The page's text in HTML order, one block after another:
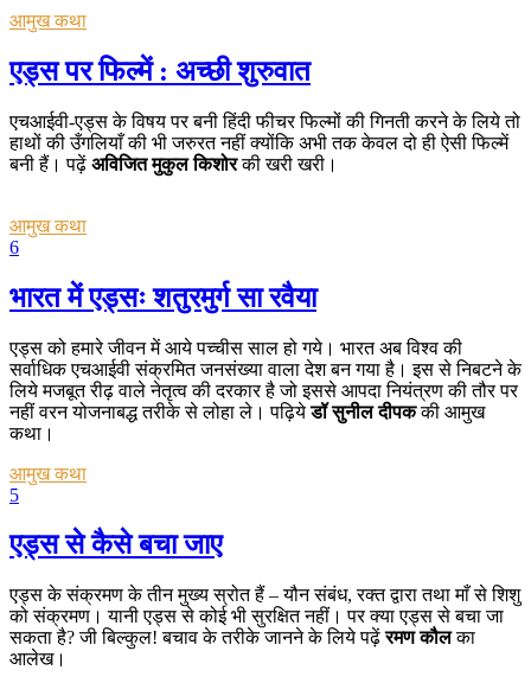
आमुख कथा
एड्स पर फिल्में : अच्छी शुरुवात
एचआईवी-एड्स के विषय पर बनी हिंदी फीचर फिल्मों की गिनती करने के लिये तो
हाथों की उँगलियाँ की भी जरुरत नहीं क्योंकि अभी तक केवल दो ही ऐसी फिल्में
बनी हैं। पढ़ें अविजित मुकुल किशोरकी खरी खरी।
आमुख कथा
6
भारत में एड्सः शतुरमुर्ग सा रवैया
एड्स को हमारे जीवन में आये पच्चीस साल हो गये। भारत अब विश्व की
सर्वाधिक एचआईवी संक्रमित जनसंख्या वाला देश बन गया है। इस से निबटने के
लिये मजबूत रीढ़ वाले नेतृत्व की दरकार है जो इससे आपदा नियंत्रण की तौर पर
नहीं वरन योजनाबद्ध तरीके से लोहा ले। पढ़ियेडॉ सुनील दीपककी आमुख
कथा।
आमुख कथा
5
एड्स से कैसे बचा जाए
एड्स के संक्रमण के तीन मुख्य स्रोत हैं – यौन संबंध, रक्त द्वारा तथा माँ से शिशु
को संक्रमण। यानी एड्स से कोई भी सुरक्षित नहीं। पर क्या एड्स से बचा जा
सकता है? जी बिल्कुल! बचाव के तरीके जानने के लिये पढ़ेंरमण कौलका
आलेख।